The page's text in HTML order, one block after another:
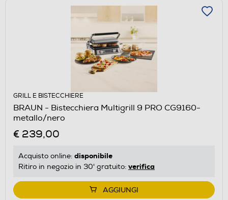
GRILL E BISTECCHIERE
BRAUN - Bistecchiera Multigrill 9 PRO CG9160-
metallo/nero
€ 239,00
Acquisto online: disponibile
Ritiro in negozio in 30' gratuito: verifica
AGGIUNGI